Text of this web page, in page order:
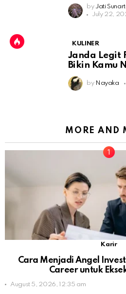
by Jati
July 22,
KULINER
Janda Legit
Bikin Kamu
by Nayaka
MORE AND
Karir
Cara Menjadi Angel
Career untuk
August 5, 2026, 12:35 am